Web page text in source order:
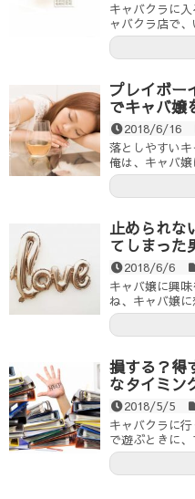
キャバクラに
ャバクラ店で
プレイボー
でキャバ嬢
2018/6/16
落としやすい
俺は、キャバ
止められな
てしまった
2018/6/6
キャバ嬢に興
ね、キャバ嬢
損する？得
なタイミン
2018/5/5
キャバクラに
で遊ぶときに